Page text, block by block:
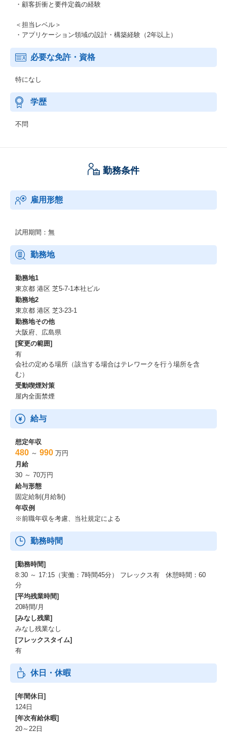
・顧客折衝と要件定義の経験
＜担当レベル＞
・アプリケーション領域の設計・構築経験（2年以上）
必要な免許・資格
特になし
学歴
不問
勤務条件
雇用形態
試用期間：無
勤務地
勤務地1
東京都 港区 芝5-7-1本社ビル
勤務地2
東京都 港区 芝3-23-1
勤務地その他
大阪府、広島県
[変更の範囲]
有
会社の定める場所（該当する場合はテレワークを行う場所を含
む）
受動喫煙対策
屋内全面禁煙
給与
想定年収
480 ～ 990 万円
月給
30 ～ 70万円
給与形態
固定給制(月給制)
年収例
※前職年収を考慮、当社規定による
勤務時間
[勤務時間]
8:30 ～ 17:15（実働：7時間45分） フレックス有 休憩時間：60
分
[平均残業時間]
20時間/月
[みなし残業]
みなし残業なし
[フレックスタイム]
有
休日・休暇
[年間休日]
124日
[年次有給休暇]
20～22日